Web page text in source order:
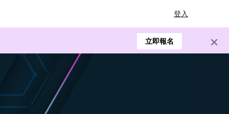
登入
立即報名